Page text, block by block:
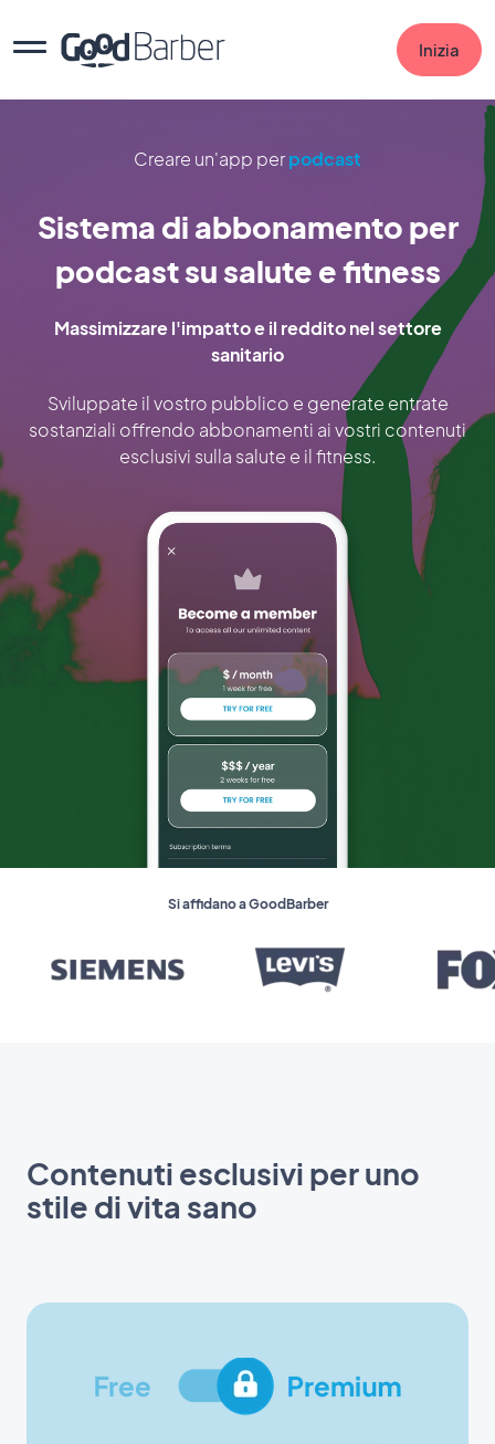
Inizia
Creare un'app perpodcast
Sistema di abbonamento per
podcast su salute e fitness
Massimizzare l'impatto e il reddito nel settore
sanitario
Sviluppate il vostro pubblico e generate entrate
sostanziali offrendo abbonamenti ai vostri contenuti
esclusivi sulla salute e il fitness.
Si affidano a GoodBarber
Contenuti esclusivi per uno
stile di vita sano